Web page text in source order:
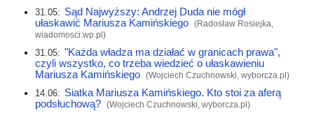
31.05: Sąd Najwyższy: Andrzej Duda nie mógł
ułaskawić Mariusza Kamińskiego (Radosław Rosiejka,
wiadomosci.wp.pl)
31.05: "Każda władza ma działać w granicach prawa",
czyli wszystko, co trzeba wiedzieć o ułaskawieniu
Mariusza Kamińskiego (Wojciech Czuchnowski, wyborcza.pl)
14.06: Siatka Mariusza Kamińskiego. Kto stoi za aferą
podsłuchową? (Wojciech Czuchnowski, wyborcza.pl)